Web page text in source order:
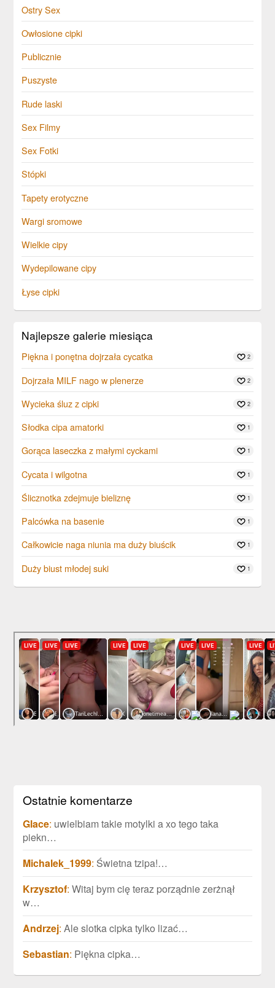
Ostry Sex
Owłosione cipki
Publicznie
Puszyste
Rude laski
Sex Filmy
Sex Fotki
Stópki
Tapety erotyczne
Wargi sromowe
Wielkie cipy
Wydepilowane cipy
Łyse cipki
Najlepsze galerie miesiąca
Piękna i ponętna dojrzała cycatka 2
Dojrzała MILF nago w plenerze 2
Wycieka śluz z cipki 2
Słodka cipa amatorki 1
Gorąca laseczka z małymi cyckami 1
Cycata i wilgotna 1
Ślicznotka zdejmuje bieliznę 1
Palcówka na basenie 1
Całkowicie naga niunia ma duży biuścik 1
Duży biust młodej suki 1
Ostatnie komentarze
Glace: uwielbiam takie motylki a xo tego taka
piekn…
Michalek_1999: Świetna tzipa!…
Krzysztof: Witaj bym cię teraz porządnie zerżnął
w…
Andrzej: Ale slotka cipka tylko lizać…
Sebastian: Piękna cipka…